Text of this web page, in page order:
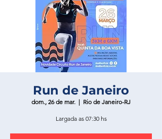
Run de Janeiro
dom., 26 de mar.
  |
Rio de Janeiro-RJ
Largada as 07:30 hs